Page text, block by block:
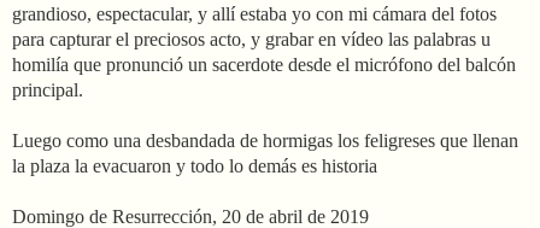
grandioso, espectacular, y allí estaba yo con mi cámara del fotos
para capturar el preciosos acto, y grabar en vídeo las palabras u
homilía que pronunció un sacerdote desde el micrófono del balcón
principal.
Luego como una desbandada de hormigas los feligreses que llenan
la plaza la evacuaron y todo lo demás es historia
Domingo de Resurrección, 20 de abril de 2019